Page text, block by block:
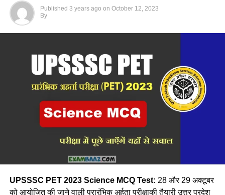
Published 3 years ago on October 12, 2023
By
UPSSSC PET 2023 Science MCQ Test: 28 और 29 अक्टूबर
को आयोजित की जाने वाली प्रारंभिक अर्हता परीक्षाकी तैयारी उत्तर प्रदेश